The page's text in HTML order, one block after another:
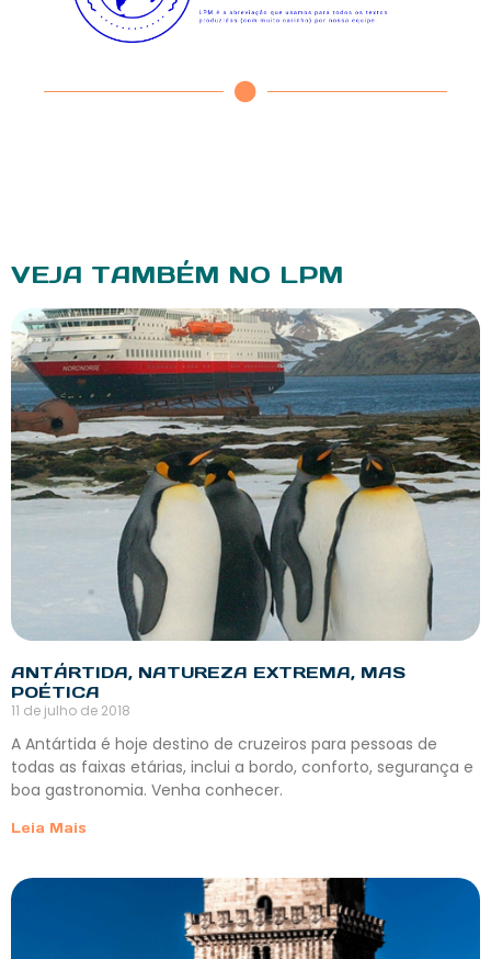
VEJA TAMBÉM NO LPM
ANTÁRTIDA, NATUREZA EXTREMA, MAS
POÉTICA
11 de julho de 2018
A Antártida é hoje destino de cruzeiros para pessoas de
todas as faixas etárias, inclui a bordo, conforto, segurança e
boa gastronomia. Venha conhecer.
Leia Mais